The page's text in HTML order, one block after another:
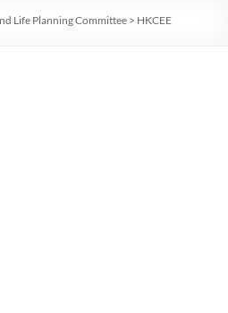
Life Planning Committee > HKCEE